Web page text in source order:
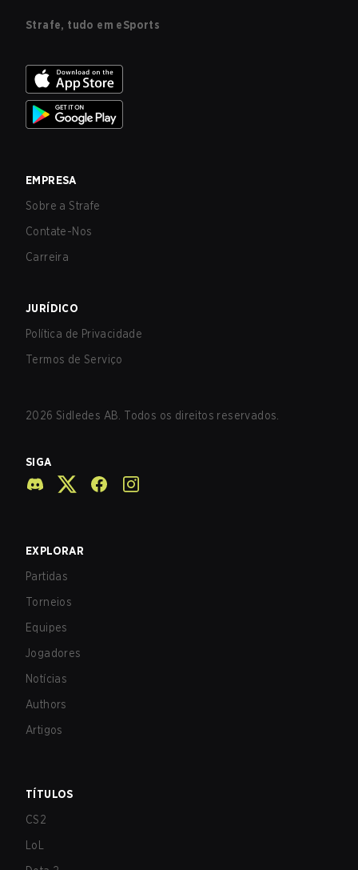
Strafe, tudo em eSports
EMPRESA
Sobre a Strafe
Contate-Nos
Carreira
JURÍDICO
Política de Privacidade
Termos de Serviço
2026 Sidledes AB. Todos os direitos reservados.
SIGA
EXPLORAR
Partidas
Torneios
Equipes
Jogadores
Notícias
Authors
Artigos
TÍTULOS
CS2
LoL